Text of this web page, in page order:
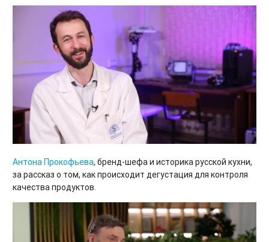
Антона Прокофьева, бренд-шефа и историка русской кухни,
за рассказ о том, как происходит дегустация для контроля
качества продуктов.